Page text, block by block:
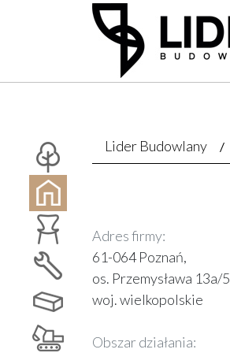
Lider Budowlany
Adres firmy:
61-064 Poznań,
os. Przemysława 13a/
woj. wielkopolskie
Obszar działania: